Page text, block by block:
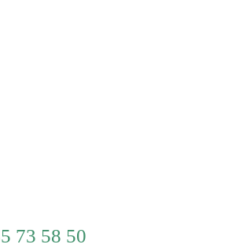
73 58 50